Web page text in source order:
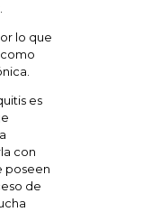
lo que
es
con
poseen
de